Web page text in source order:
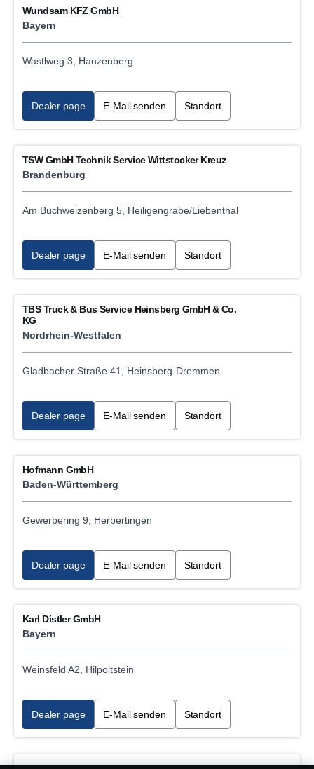
Wundsam KFZ GmbH
Bayern
Wastlweg 3, Hauzenberg
Dealer page E-Mail senden Standort
TSW GmbH Technik Service Wittstocker Kreuz
Brandenburg
Am Buchweizenberg 5, Heiligengrabe/Liebenthal
Dealer page E-Mail senden Standort
TBS Truck & Bus Service Heinsberg GmbH & Co.
KG
Nordrhein-Westfalen
Gladbacher Straße 41, Heinsberg-Dremmen
Dealer page E-Mail senden Standort
Hofmann GmbH
Baden-Württemberg
Gewerbering 9, Herbertingen
Dealer page E-Mail senden Standort
Karl Distler GmbH
Bayern
Weinsfeld A2, Hilpoltstein
Dealer page E-Mail senden Standort